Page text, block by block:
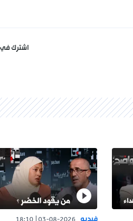
اشترك في قناتنا على